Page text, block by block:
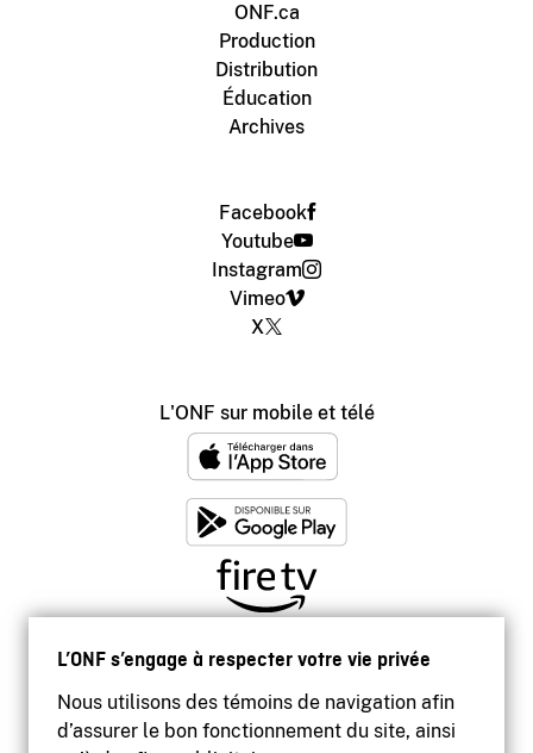
L’ONF s’engage à respecter votre vie privée
Nous utilisons des témoins de navigation afin
d’assurer le bon fonctionnement du site, ainsi
ONF.ca
Production
Distribution
Éducation
Archives
Facebook
Youtube
Instagram
Vimeo
X
L'ONF sur mobile et télé